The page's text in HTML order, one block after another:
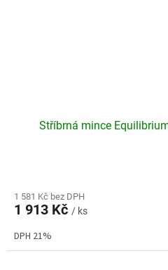
Stříbrná mince
1 581 Kč bez DPH
1 913 Kč / ks
DPH 21%